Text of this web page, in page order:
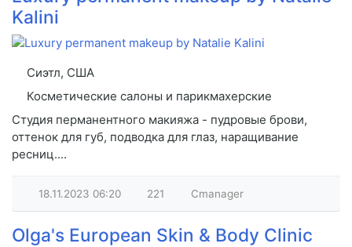
Kalini
Сиэтл, США
Косметические салоны и парикмахерские
Студия перманентного макияжа - пудровые брови,
оттенок для губ, подводка для глаз, наращивание
ресниц....
18.11.2023 06:20 221 Cmanager
Olga's European Skin & Body Clinic